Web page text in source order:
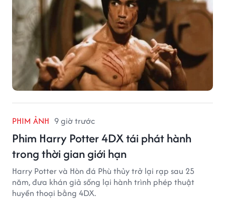
PHIM ẢNH 9 giờ trước
Phim Harry Potter 4DX tái phát hành
trong thời gian giới hạn
Harry Potter và Hòn đá Phù thủy trở lại rạp sau 25
năm, đưa khán giả sống lại hành trình phép thuật
huyền thoại bằng 4DX.